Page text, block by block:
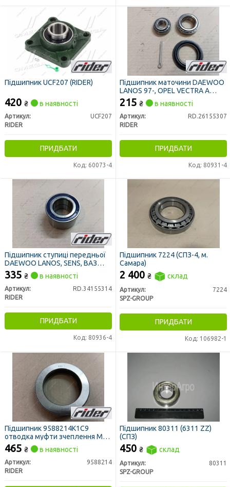
Підшипник UCF207 (RIDER)
420 ₴ в наявності
Артикул:
UCF207
RIDER
ПРИДБАТИ
Код: 60073-4
Підшипник маточини DAEWOO
LANOS 97-, OPEL VECTRA A
задн. (RIDER)
215 ₴ в наявності
Артикул:
RD.26155307
RIDER
ПРИДБАТИ
Код: 80931-4
Підшипник ступиці передньої
DAEWOO LANOS, SENS, ВАЗ
2108-15, ТАВРІЯ, ступ. зад.
Москвич-2141 (R13) (RIDER)
335 ₴ в наявності
Артикул:
RD.34155314
RIDER
ПРИДБАТИ
Код: 80936-4
Підшипник 7224 (СПЗ-4, м.
Самара)
2 400 ₴ склад
Артикул:
7224
SPZ-GROUP
ПРИДБАТИ
Код: 106982-1
Підшипник 9588214К1С9
отводка муфти зчеплення МТЗ
(RIDER)
465 ₴ в наявності
Артикул:
9588214
RIDER
Підшипник 80311 (6311 ZZ)
(СПЗ)
450 ₴ склад
Артикул:
80311
SPZ-GROUP